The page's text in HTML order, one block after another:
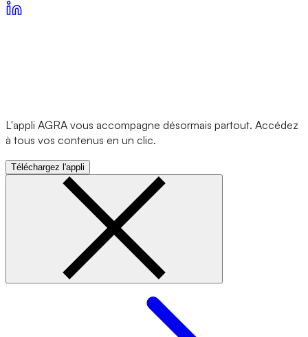
L'appli AGRA vous accompagne désormais partout. Accédez
à tous vos contenus en un clic.
Téléchargez l'appli